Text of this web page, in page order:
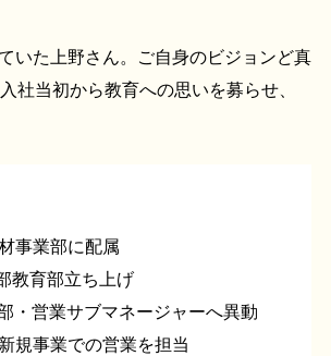
いた上野さん。ご自身のビジョンど真
社当初から教育への思いを募らせ、
業部に配属
教育部立ち上げ
営業サブマネージャーへ異動
事業での営業を担当